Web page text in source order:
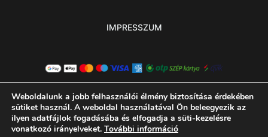
IMPRESSZUM
© 2026 MINDEN JOG FENNTARTVA
Weboldalunk a jobb felhasználói élmény biztosítása érdekében
sütiket használ. A weboldal használatával Ön beleegyezik az
ilyen adatfájlok fogadásába és elfogadja a süti-kezelésre
vonatkozó irányelveket. További információ